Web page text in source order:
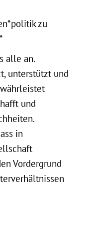
zu
alle an.
unterstützt und
und
in
Vordergrund